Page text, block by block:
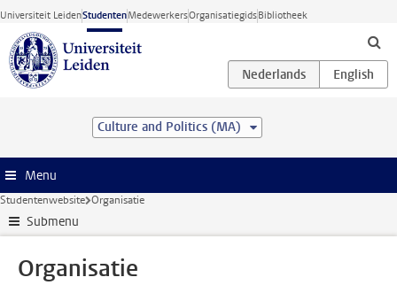
Ga direct naar de inhoud
Universiteit LeidenStudentenMedewerkersOrganisatiegidsBibliotheek
Culture and Politics (MA)
Menu
Studentenwebsite Organisatie
Submenu
Organisatie